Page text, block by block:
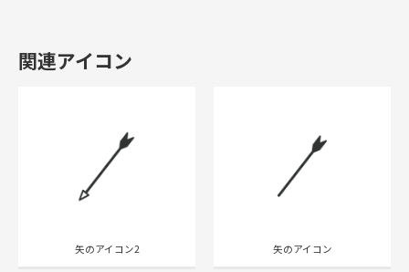
関連アイコン
矢のアイコン2 矢のアイコン